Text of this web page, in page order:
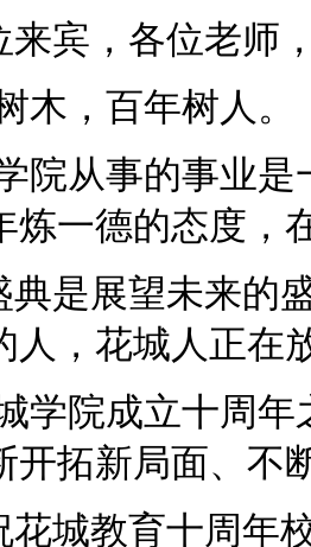
来宾，各位老师
，百年树人。
从事的事业是
炼一德的态度，
典是展望未来的
人，花城人正在
院成立十周年
开拓新局面、不
花城教育十周年